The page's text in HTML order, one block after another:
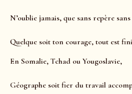
N’oublie jamais, que sans repère
Quelque soit ton courage, tout est
En Somalie, Tchad ou Yougoslavie,
Géographe soit fier du travail